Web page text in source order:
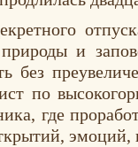
и
без
по
где
эмоций,